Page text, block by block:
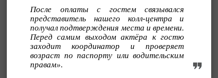
После оплаты с гостем связывался
представитель нашего колл-центра и
получал подтверждения места и времени.
Перед самим выходом актёра к гостю
заходит координатор и проверяет
возраст по паспорту или водительским
правам».